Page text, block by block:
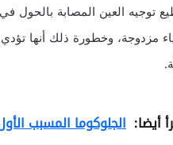
توجيه العين المصابة بالحول
مزدوجة، وخطورة ذلك أنها
أيضا: الجلوكوما المسبب